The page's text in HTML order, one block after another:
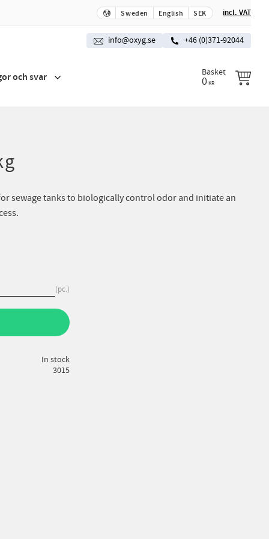
Sweden English SEK incl. VAT
och svar
info@oxyg.se +46 (0)371-92044
Basket
0KR
sewage tanks to biologically control odor and initiate an
pc.
In stock
3015